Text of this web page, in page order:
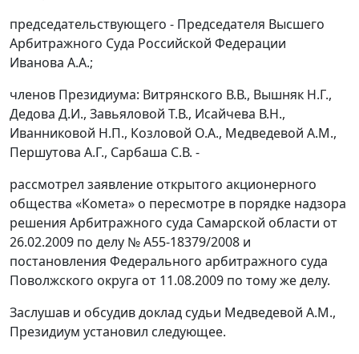
председательствующего - Председателя Высшего
Арбитражного Суда Российской Федерации
Иванова А.А.;
членов Президиума: Витрянского В.В., Вышняк Н.Г.,
Дедова Д.И., Завьяловой Т.В., Исайчева В.Н.,
Иванниковой Н.П., Козловой О.А., Медведевой А.М.,
Першутова А.Г., Сарбаша С.В. -
рассмотрел заявление открытого акционерного
общества «Комета» о пересмотре в порядке надзора
решения Арбитражного суда Самарской области от
26.02.2009 по делу № А55-18379/2008 и
постановления Федерального арбитражного суда
Поволжского округа от 11.08.2009 по тому же делу.
Заслушав и обсудив доклад судьи Медведевой А.М.,
Президиум установил следующее.